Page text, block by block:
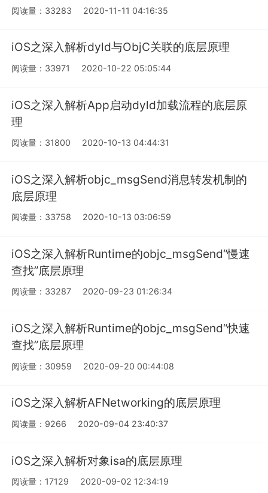
阅读量：33283 2020-11-11 04:16:35
iOS之深入解析dyld与ObjC关联的底层原理
阅读量：33971 2020-10-22 05:05:44
iOS之深入解析App启动dyld加载流程的底层原
理
阅读量：31800 2020-10-13 04:44:31
iOS之深入解析objc_msgSend消息转发机制的
底层原理
阅读量：33758 2020-10-13 03:06:59
iOS之深入解析Runtime的objc_msgSend“慢速
查找”底层原理
阅读量：33287 2020-09-23 01:26:34
iOS之深入解析Runtime的objc_msgSend“快速
查找”底层原理
阅读量：30959 2020-09-20 00:44:08
iOS之深入解析AFNetworking的底层原理
阅读量：9266 2020-09-04 23:40:37
iOS之深入解析对象isa的底层原理
阅读量：17129 2020-09-02 12:34:19